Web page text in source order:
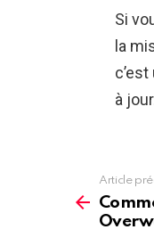
Si
la
à
more
Article